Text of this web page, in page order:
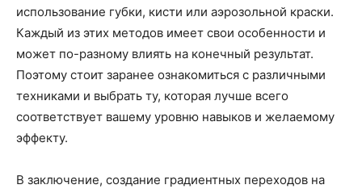
использование губки, кисти или аэрозольной краски.
Каждый из этих методов имеет свои особенности и
может по-разному влиять на конечный результат.
Поэтому стоит заранее ознакомиться с различными
техниками и выбрать ту, которая лучше всего
соответствует вашему уровню навыков и желаемому
эффекту.
В заключение, создание градиентных переходов на